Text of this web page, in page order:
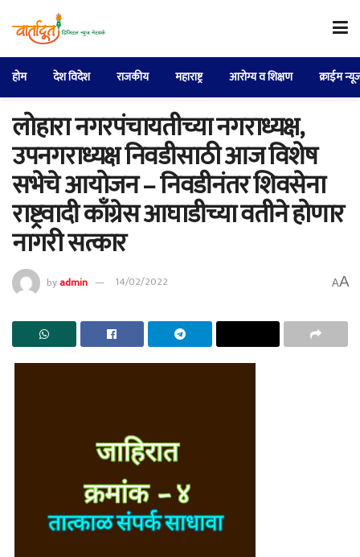
होम देश विदेश राजकीय महाराष्ट्र आरोग्य व शिक्षण क्राईम
लोहारा नगरपंचायतीच्या नगराध्यक्ष,
उपनगराध्यक्ष निवडीसाठी आज विशेष
सभेचे आयोजन – निवडीनंतर शिवसेना
राष्ट्रवादी काँग्रेस आघाडीच्या वतीने होणार
नागरी सत्कार
byadmin 14/02/2022 AA